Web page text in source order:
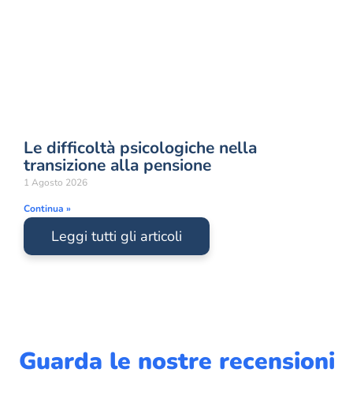
Le difficoltà psicologiche nella
transizione alla pensione
1 Agosto 2026
Continua »
Leggi tutti gli articoli
Guarda le nostre recensioni